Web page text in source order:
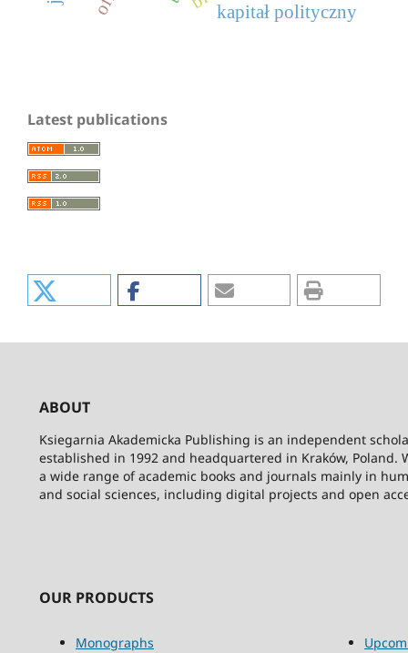
kapitał polityczny
Latest publications
ABOUT
Ksiegarnia Akademicka Publishing is an independent
established in 1992 and headquartered in Kraków, Poland.
a wide range of academic books and journals mainly in
and social sciences, including digital projects and open
OUR PRODUCTS
Monographs